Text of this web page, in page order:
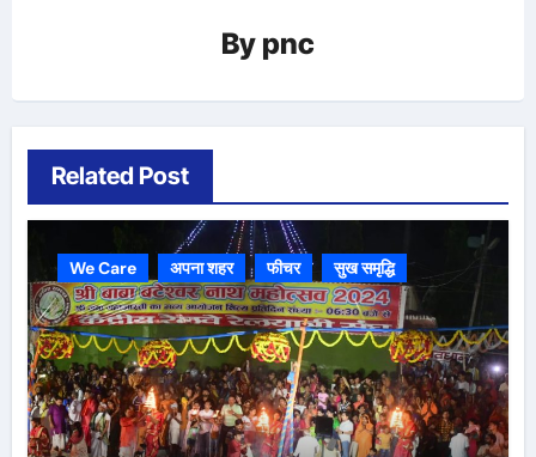
By pnc
Related Post
We Care अपना शहर फीचर सुख समृद्धि